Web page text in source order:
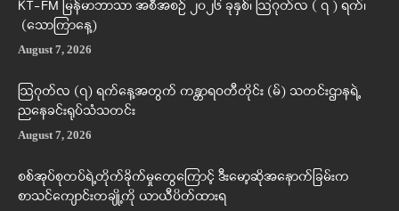
KT-FM မြန်မာဘာသာ အစီအစဉ် ၂၀၂၆ ခုနှစ်၊ ဩဂုတ်လ ( ၇ ) ရက်၊
(သောကြာနေ့)
August 7, 2026
ဩဂုတ်လ (၇) ရက်နေ့အတွက် ကန္တာရဝတီတိုင်း (မ်) သတင်းဌာနရဲ့
ညနေခင်းရုပ်သံသတင်း
August 7, 2026
စစ်အုပ်စုတပ်ရဲ့တိုက်ခိုက်မှုတွေကြောင့် ဒီးမော့ဆိုအနောက်ခြမ်းက
စာသင်ကျောင်းတချို့ကို ယာယီပိတ်ထားရ